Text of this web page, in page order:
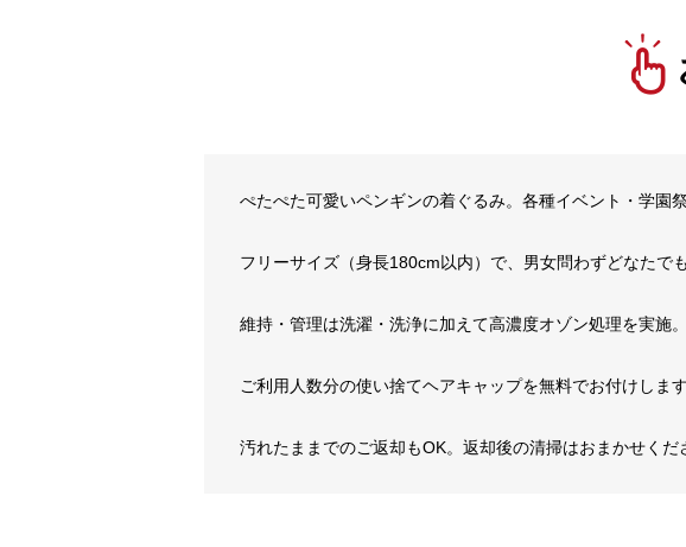
ぺたぺた可愛いペンギンの着ぐるみ。各種イベント・学園
フリーサイズ（身長180cm以内）で、男女問わずどなたで
維持・管理は洗濯・洗浄に加えて高濃度オゾン処理を実施
ご利用人数分の使い捨てヘアキャップを無料でお付けしま
汚れたままでのご返却もOK。返却後の清掃はおまかせくだ